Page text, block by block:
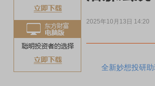
2025年10月13日 14:20
全新妙想投研